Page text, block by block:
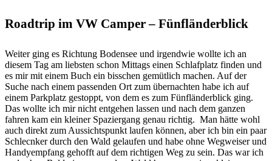
Roadtrip im VW Camper – Fünfländerblick
Weiter ging es Richtung Bodensee und irgendwie wollte ich an
diesem Tag am liebsten schon Mittags einen Schlafplatz finden und
es mir mit einem Buch ein bisschen gemütlich machen. Auf der
Suche nach einem passenden Ort zum übernachten habe ich auf
einem Parkplatz gestoppt, von dem es zum Fünfländerblick ging.
Das wollte ich mir nicht entgehen lassen und nach dem ganzen
fahren kam ein kleiner Spaziergang genau richtig. Man hätte wohl
auch direkt zum Aussichtspunkt laufen können, aber ich bin ein paar
Schlecnker durch den Wald gelaufen und habe ohne Wegweiser und
Handyempfang gehofft auf dem richtigen Weg zu sein. Das war ich